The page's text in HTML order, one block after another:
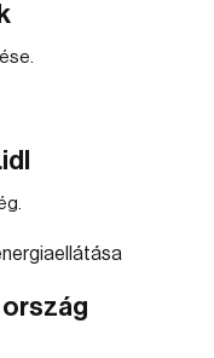
ország